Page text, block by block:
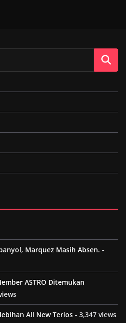
Marquez Masih Absen. -
ASTRO Ditemukan
All New Terios - 3,347 views